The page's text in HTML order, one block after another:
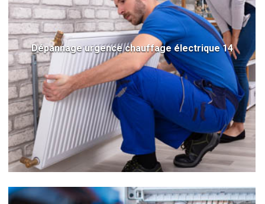
Dépannage urgence chauffage électrique 14